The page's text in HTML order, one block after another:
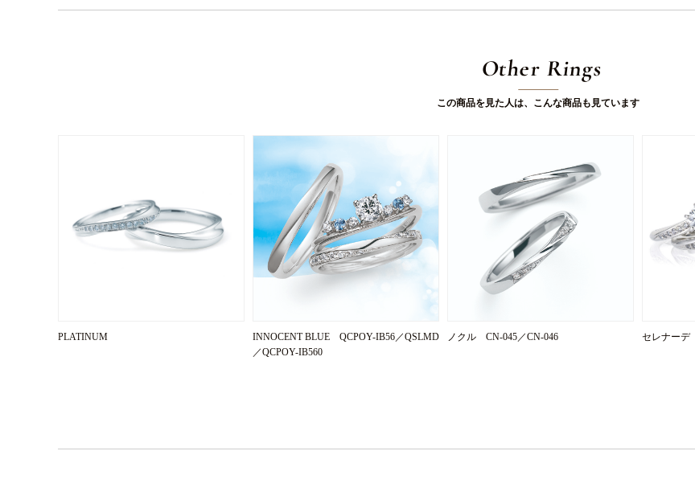
Other Rings
この商品を見た人は、こんな商品も見ています
PLATINUM
INNOCENT BLUE QCPOY-IB56／QSLMD
／QCPOY-IB560
ノクル CN-045／CN-046 セレナーデ